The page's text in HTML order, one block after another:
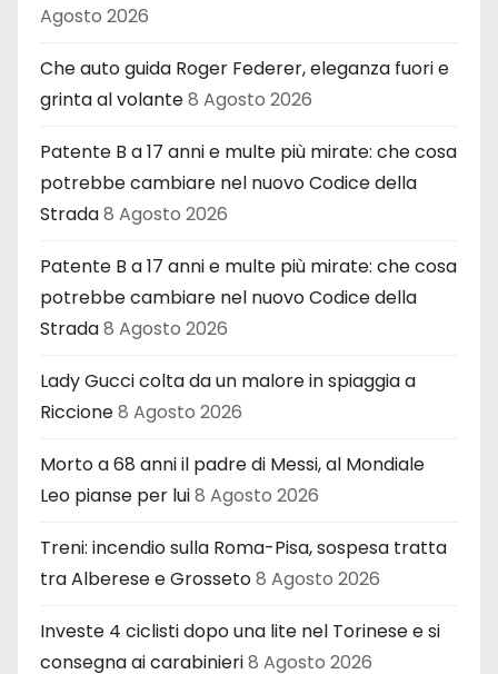
Agosto 2026
Che auto guida Roger Federer, eleganza fuori e
grinta al volante8 Agosto 2026
Patente B a 17 anni e multe più mirate: che cosa
potrebbe cambiare nel nuovo Codice della
Strada8 Agosto 2026
Patente B a 17 anni e multe più mirate: che cosa
potrebbe cambiare nel nuovo Codice della
Strada8 Agosto 2026
Lady Gucci colta da un malore in spiaggia a
Riccione8 Agosto 2026
Morto a 68 anni il padre di Messi, al Mondiale
Leo pianse per lui8 Agosto 2026
Treni: incendio sulla Roma-Pisa, sospesa tratta
tra Alberese e Grosseto8 Agosto 2026
Investe 4 ciclisti dopo una lite nel Torinese e si
consegna ai carabinieri8 Agosto 2026